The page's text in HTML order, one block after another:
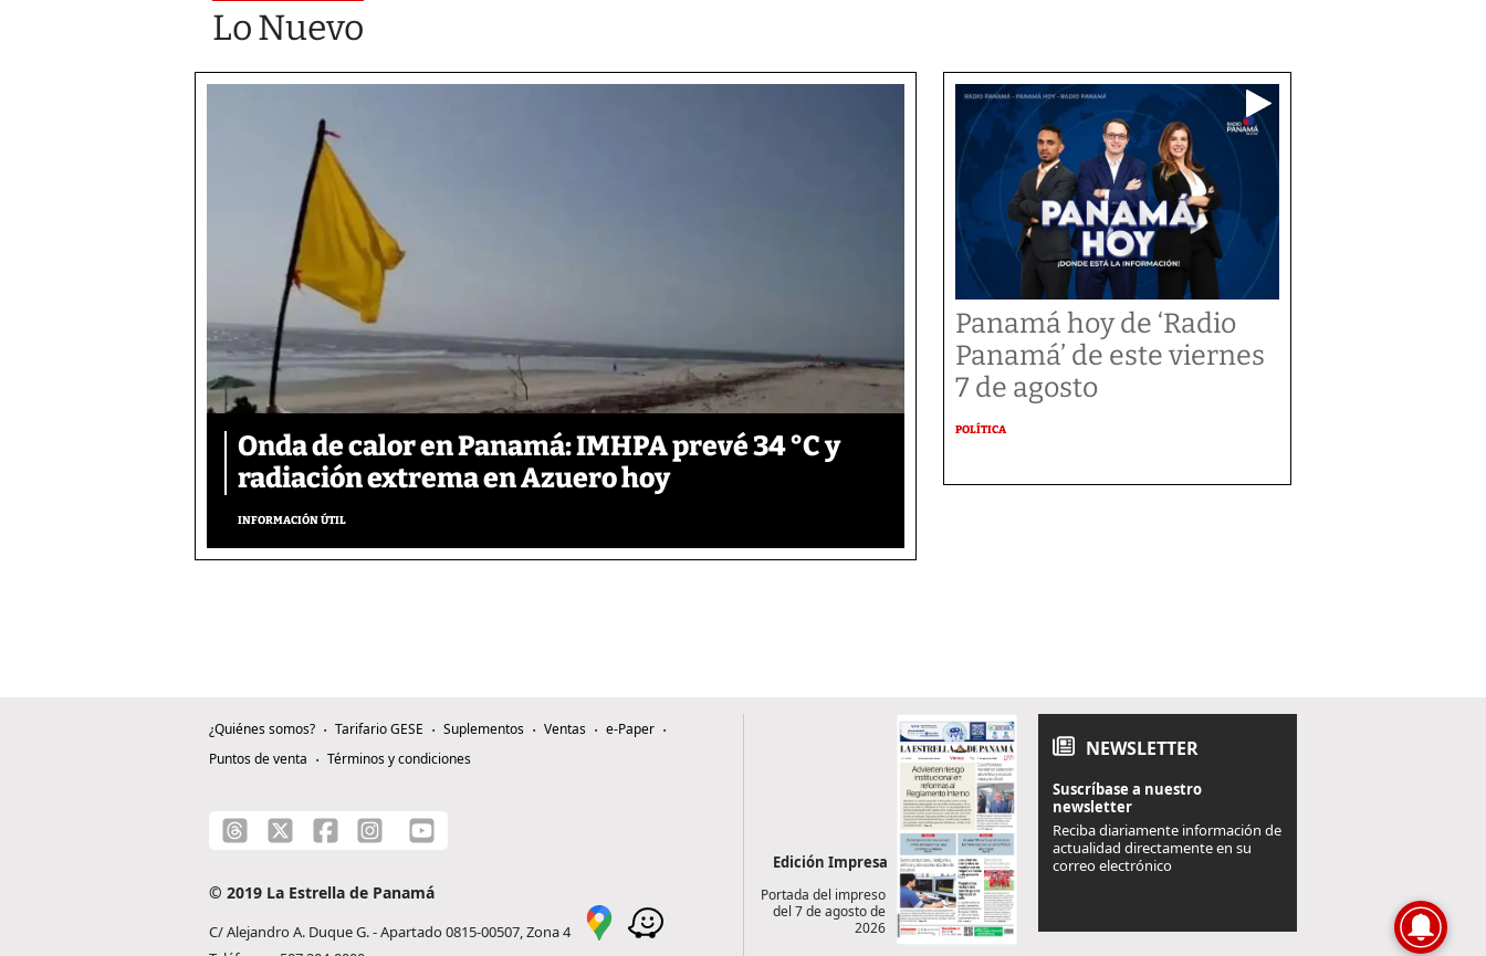
Lo Nuevo
Onda de calor en Panamá: IMHPA prevé 34 °C y
radiación extrema en Azuero hoy
INFORMACIÓN ÚTIL
Panamá hoy de ‘Radio
Panamá’ de este viernes
7 de agosto
POLÍTICA
¿Quiénes somos? Tarifario GESE Suplementos Ventas
e-Paper
Puntos de venta
Términos y condiciones
© 2019 La Estrella de Panamá
C/ Alejandro A. Duque G. - Apartado 0815-00507, Zona 4
Edición Impresa
Portada del impreso
del 7 de agosto de
2026
NEWSLETTER
Suscríbase a nuestro
newsletter
Reciba diariamente información de
actualidad directamente en su
correo electrónico